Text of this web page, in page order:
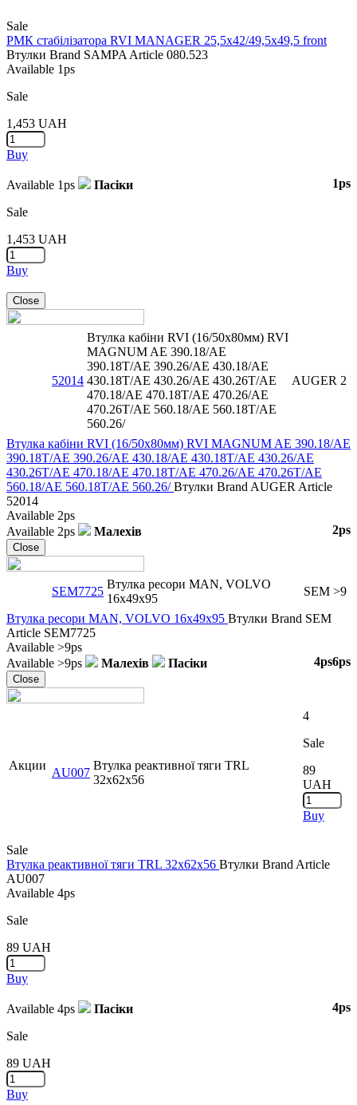
Sale
РМК стабілізатора RVI MANAGER 25,5x42/49,5x49,5 front
Втулки Brand SAMPA Article 080.523
Available 1ps
Sale
1,453 UAH
Buy
Available 1ps Пасіки 1ps
Sale
1,453 UAH
Buy
Close
52014
Втулка кабіни RVI (16/50x80мм) RVI
MAGNUM AE 390.18/AE
390.18T/AE 390.26/AE 430.18/AE
430.18T/AE 430.26/AE 430.26T/AE
470.18/AE 470.18T/AE 470.26/AE
470.26T/AE 560.18/AE 560.18T/AE
560.26/
AUGER 2
Втулка кабіни RVI (16/50x80мм) RVI MAGNUM AE 390.18/AE
390.18T/AE 390.26/AE 430.18/AE 430.18T/AE 430.26/AE
430.26T/AE 470.18/AE 470.18T/AE 470.26/AE 470.26T/AE
560.18/AE 560.18T/AE 560.26/Втулки Brand AUGER Article
52014
Available 2ps
Available 2ps Малехів 2ps
Close
SEM7725
Втулка ресори MAN, VOLVO
16x49x95
SEM >9
Втулка ресори MAN, VOLVO 16x49x95 Втулки Brand SEM
Article SEM7725
Available >9ps
Available >9ps Малехів 6ps
Пасіки 4ps
Close
Акции
AU007
Втулка реактивної тяги TRL
32x62x56
4
Sale
89
UAH
Buy
Sale
Втулка реактивної тяги TRL 32x62x56 Втулки Brand Article
AU007
Available 4ps
Sale
89 UAH
Buy
Available 4ps Пасіки 4ps
Sale
89 UAH
Buy